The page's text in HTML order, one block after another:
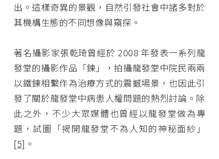
出。這樣奇異的景觀，自然引發社會中諸多對於
其機構生態的不同想像與窺探。
著名攝影家張乾琦曾經於 2008 年發表一系列龍
發堂的攝影作品「鍊」，拍攝龍發堂中院民兩兩
以鐵鍊相繫作為治療方式的震撼場景，也因此引
發了關於龍發堂中病患人權問題的熱烈討論。除
此之外，不少大眾媒體也曾經以龍發堂做為專
題，試圖「揭開龍發堂不為人知的神秘面紗」
[5] 。